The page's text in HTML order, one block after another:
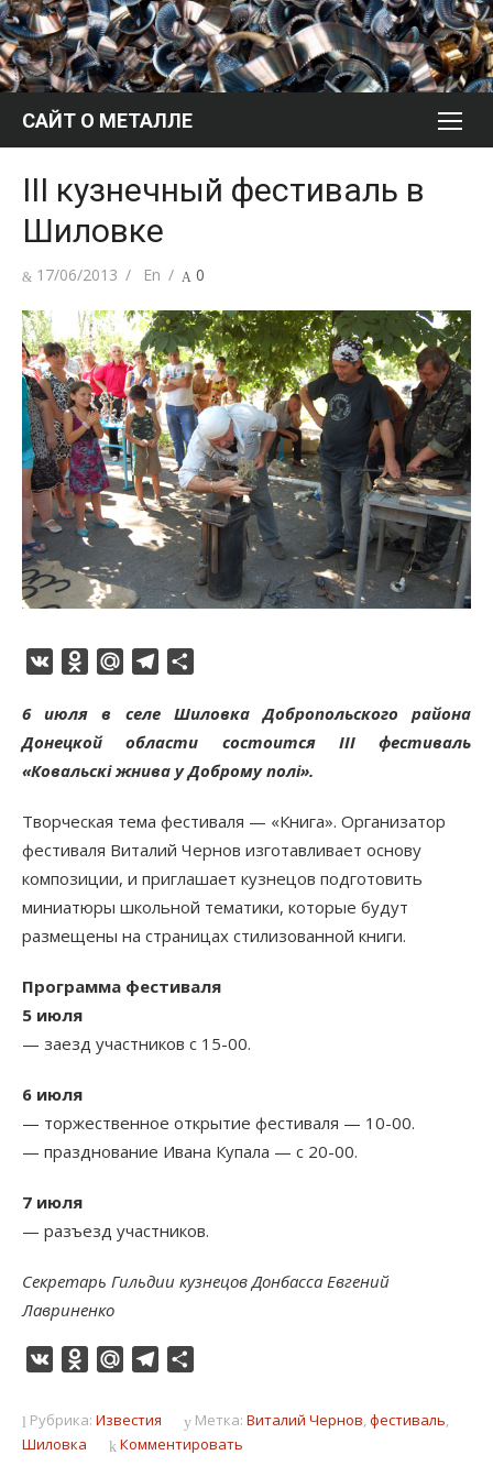
Перейти
к
содержимому
САЙТ О МЕТАЛЛЕ
III кузнечный фестиваль в
Шиловке
Опубликовано
17/06/2013 Автор
En 0
VK Odnoklassniki
Mail.RuTelegram
6 июля в селе Шиловка Добропольского района
Донецкой области состоится III фестиваль
«Ковальскі жнива у Доброму полі».
Творческая тема фестиваля — «Книга». Организатор
фестиваля Виталий Чернов изготавливает основу
композиции, и приглашает кузнецов подготовить
миниатюры школьной тематики, которые будут
размещены на страницах стилизованной книги.
Программа фестиваля
5 июля
— заезд участников с 15-00.
6 июля
— торжественное открытие фестиваля — 10-00.
— празднование Ивана Купала — с 20-00.
7 июля
— разъезд участников.
Секретарь Гильдии кузнецов Донбасса Евгений
Лавриненко
VK Odnoklassniki
Mail.RuTelegram
Рубрика: Известия Метка: Виталий Чернов,фестиваль,
Шиловка
Комментировать